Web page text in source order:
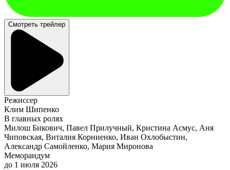
Смотреть трейлер
Режиссер
Клим Шипенко
В главных ролях
Милош Бикович, Павел Прилучный, Кристина Асмус, Аня
Чиповская, Виталия Корниенко, Иван Охлобыстин,
Александр Самойленко, Мария Миронова
Меморандум
до 1 июля 2026